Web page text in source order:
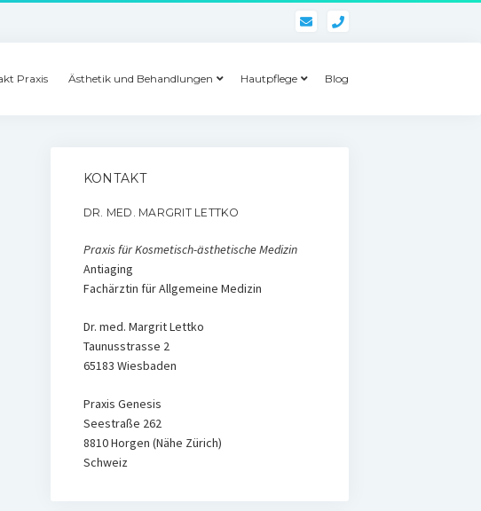
phone
Praxis Ästhetik und Behandlungen Hautpflege Blog
KONTAKT
DR. MED. MARGRIT LETTKO
Praxis für Kosmetisch-ästhetische Medizin
Antiaging
Fachärztin für Allgemeine Medizin
Dr. med. Margrit Lettko
Taunusstrasse 2
65183 Wiesbaden
Praxis Genesis
Seestraße 262
8810 Horgen (Nähe Zürich)
Schweiz